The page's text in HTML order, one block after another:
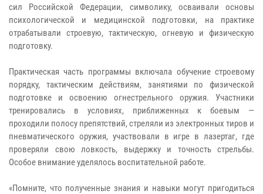
сил Российской Федерации, символику, осваивали основы
психологической и медицинской подготовки, на практике
отрабатывали строевую, тактическую, огневую и физическую
подготовку.
Практическая часть программы включала обучение строевому
порядку, тактическим действиям, занятиями по физической
подготовке и освоению огнестрельного оружия. Участники
тренировались в условиях, приближенных к боевым —
проходили полосу препятствий, стреляли из электронных тиров и
пневматического оружия, участвовали в игре в лазертаг, где
проверяли свою ловкость, выдержку и точность стрельбы.
Особое внимание уделялось воспитательной работе.
«Помните, что полученные знания и навыки могут пригодиться